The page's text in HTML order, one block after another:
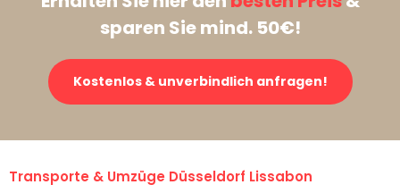
sparen Sie mind. 50€!
Kostenlos & unverbindlich anfragen!
Transporte & Umzüge Düsseldorf Lissabon